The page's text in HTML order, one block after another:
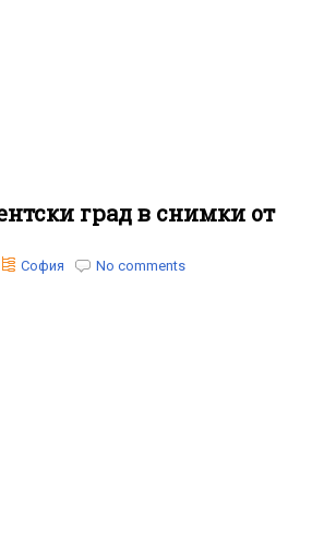
град в снимки от
София No comments